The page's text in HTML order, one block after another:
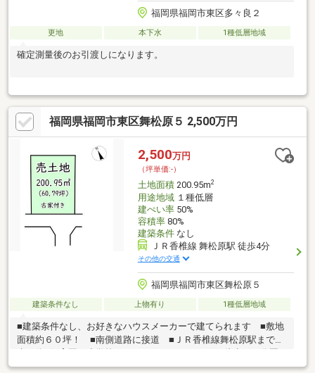
福岡県福岡市東区多々良２
更地 本下水 1種低層地域
確定測量後のお引渡しになります。
福岡県福岡市東区舞松原５ 2,500万円
2,500万円
（坪単価:-）
土地面積200.95m2
用途地域１種低層
建ぺい率50%
容積率80%
建築条件なし
ＪＲ香椎線 舞松原駅 徒歩4分
その他の交通
福岡県福岡市東区舞松原５
建築条件なし 上物有り 1種低層地域
■建築条件なし、お好きなハウスメーカーで建てられます ■敷地
面積約６０坪！ ■南側道路に接道 ■ＪＲ香椎線舞松原駅まで徒
歩４分■保育園や小学校、スーパー、クリニックが徒歩１０分圏
内に揃っていて生活に便利な立地です＝＝＝＝＝＝＝＝＝地域密